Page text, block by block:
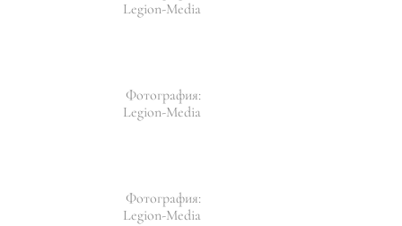
Legion-Media
Фотография:
Legion-Media
Фотография:
Legion-Media